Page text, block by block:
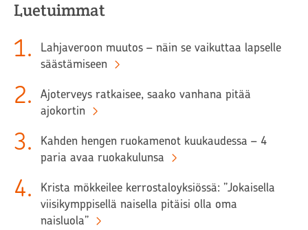
Luetuimmat
1.
Lahjaveroon muutos – näin se vaikuttaa lapselle
säästämiseen
2.
Ajoterveys ratkaisee, saako vanhana pitää
ajokortin
3.
Kahden hengen ruokamenot kuukaudessa – 4
paria avaa ruokakulunsa
4.
Krista mökkeilee kerrostaloyksiössä: ”Jokaisella
viisikymppisellä naisella pitäisi olla oma
naisluola”